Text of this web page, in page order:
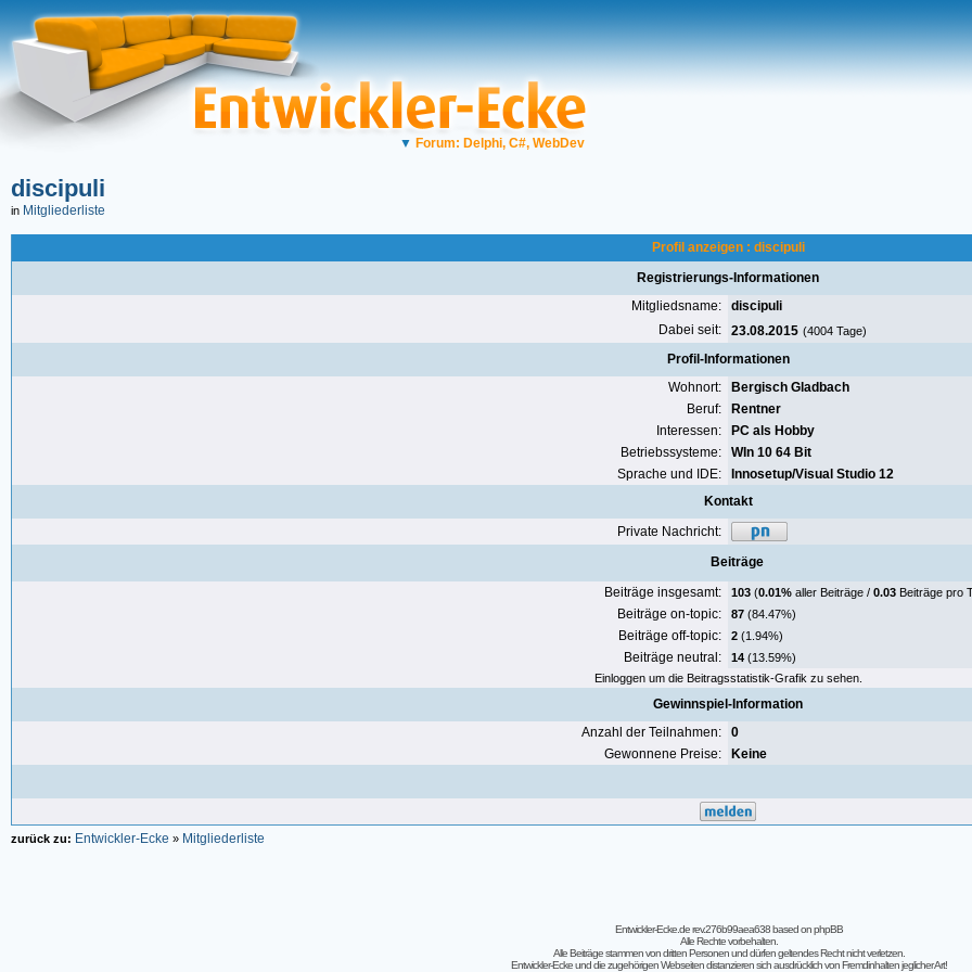
▼ Forum: Delphi, C#, WebDev
discipuli
in Mitgliederliste
Profil anzeigen : discipuli
Registrierungs-Informationen
Mitgliedsname:
discipuli
Dabei seit:
23.08.2015 (4004 Tage)
Profil-Informationen
Wohnort:
Bergisch Gladbach
Beruf:
Rentner
Interessen:
PC als Hobby
Betriebssysteme:
WIn 10 64 Bit
Sprache und IDE:
Innosetup/Visual Studio 12
Kontakt
Private Nachricht:
Beiträge
Beiträge insgesamt:
103 (0.01% aller Beiträge / 0.03 Beiträge pro
Beiträge on-topic: 87 (84.47%)
Beiträge off-topic: 2 (1.94%)
Beiträge neutral: 14 (13.59%)
Einloggen um die Beitragsstatistik-Grafik zu sehen.
Gewinnspiel-Information
Anzahl der Teilnahmen:
0
Gewonnene Preise:
Keine
zurück zu: Entwickler-Ecke » Mitgliederliste
Entwickler-Ecke.de rev.276b99aea638based onphpBB
Alle Rechte vorbehalten.
Alle Beiträge stammen von dritten Personen und dürfen geltendes Recht nicht verletzen.
Entwickler-Ecke und die zugehörigen Webseiten distanzieren sich ausdrücklich von Fremdinhalten jeglicher Art!